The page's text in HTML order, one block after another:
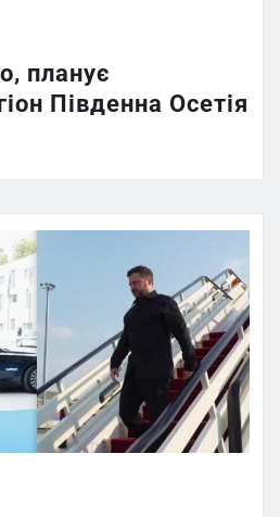
планує
Південна Осетія